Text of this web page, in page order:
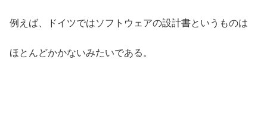
例えば、ドイツではソフトウェアの設計書というものは
ほとんどかかないみたいである。